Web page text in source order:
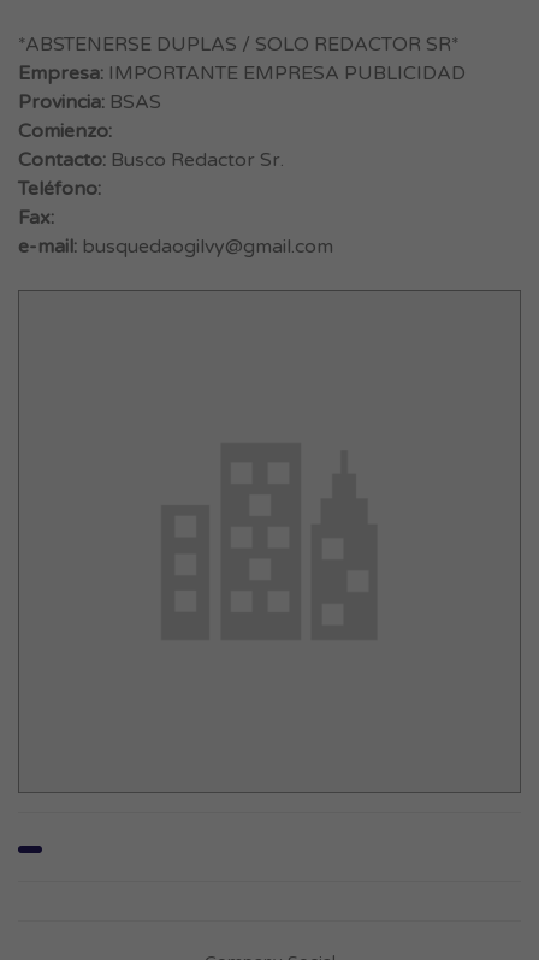
*ABSTENERSE DUPLAS / SOLO REDACTOR SR*
Empresa: IMPORTANTE EMPRESA PUBLICIDAD
Provincia: BSAS
Comienzo:
Contacto: Busco Redactor Sr.
Teléfono:
Fax:
e-mail: busquedaogilvy@gmail.com